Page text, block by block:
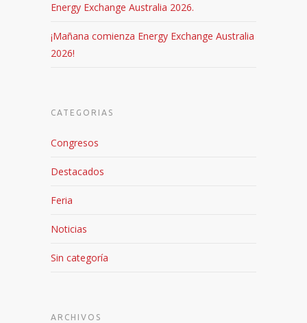
Energy Exchange Australia 2026.
¡Mañana comienza Energy Exchange Australia
2026!
CATEGORIAS
Congresos
Destacados
Feria
Noticias
Sin categoría
ARCHIVOS